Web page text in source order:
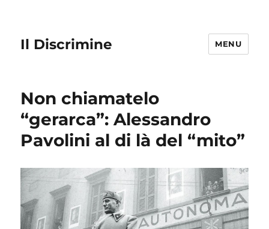
Il Discrimine MENU
Non chiamatelo
“gerarca”: Alessandro
Pavolini al di là del “mito”